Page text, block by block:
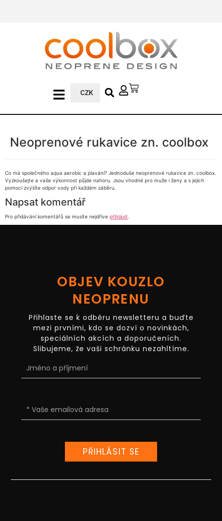
CZK
Neoprenové rukavice zn. coolbox
Co má společného aqua aerobic a plavání? Jednoduše neoprenové rukavice zn. coolbox.
Vyzkoušejte a vaše výkonnost půjde nahoru. Jsou vhodné pro muže i ženy a s jejich
pomocí zvýšíte odpor vody při každém záběru.
Napsat komentář
Pro přidávání komentářů se musíte nejdříve přihlásit
OBJEV KOUZLO
NEOPRENU
Přihlaste se k odběru newsletteru a buďte
mezi prvními, kdo se dozví o novinkách,
speciálních akcích a doporučeních.
Slibujeme, že vaši schránku nezahltíme.
PŘIHLÁSIT SE